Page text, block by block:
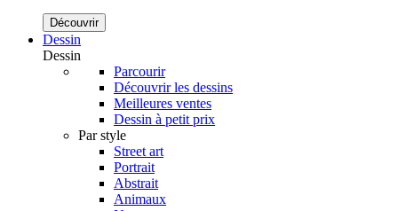
Découvrir
Dessin
Dessin
Parcourir
Découvrir les dessins
Meilleures ventes
Dessin à petit prix
Par style
Street art
Portrait
Abstrait
Animaux